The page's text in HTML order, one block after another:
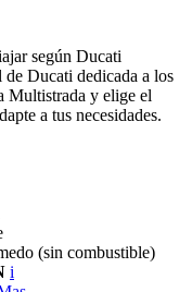
según Ducati
Ducati dedicada a los
Multistrada y elige el
a tus necesidades.
(sin combustible)
i